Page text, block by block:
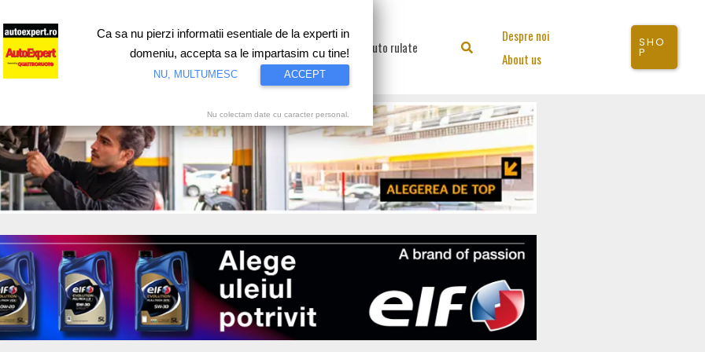
Test drive Motorsport Proiecte speciale Video Auto rulate Search
Despre noi
About us
SHO
P
Ca sa nu pierzi informatii esentiale de la experti in
domeniu, accepta sa le impartasim cu tine!
NU, MULTUMESC ACCEPT
Nu colectam date cu caracter personal.